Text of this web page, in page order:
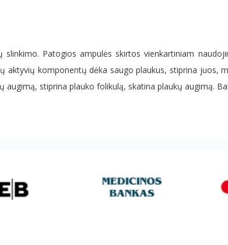
Patogios ampulės skirtos vienkartiniam
aktyvių komponentų dėka saugo plaukus, stiprina juos,
stiprina plauko folikulą, skatina plaukų augimą.